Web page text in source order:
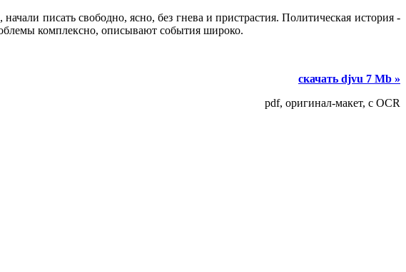
писать свободно, ясно, без гнева и пристрастия. Политическая история -
комплексно, описывают события широко.
скачать djvu 7 Mb »
pdf, оригинал-макет, c OCR